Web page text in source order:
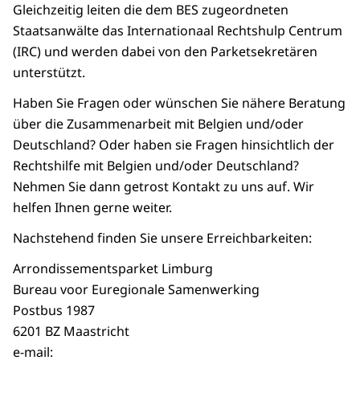
Gleichzeitig leiten die dem BES zugeordneten
Staatsanwälte das Internationaal Rechtshulp Centrum
(IRC) und werden dabei von den Parketsekretären
unterstützt.
Haben Sie Fragen oder wünschen Sie nähere Beratung
über die Zusammenarbeit mit Belgien und/oder
Deutschland? Oder haben sie Fragen hinsichtlich der
Rechtshilfe mit Belgien und/oder Deutschland?
Nehmen Sie dann getrost Kontakt zu uns auf. Wir
helfen Ihnen gerne weiter.
Nachstehend finden Sie unsere Erreichbarkeiten:
Arrondissementsparket Limburg
Bureau voor Euregionale Samenwerking
Postbus 1987
6201 BZ Maastricht
e-mail: